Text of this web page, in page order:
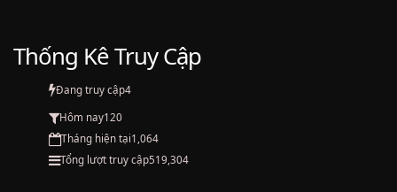
Thống Kê Truy Cập
Đang truy cập4
Hôm nay120
Tháng hiện tại1,064
Tổng lượt truy cập519,304